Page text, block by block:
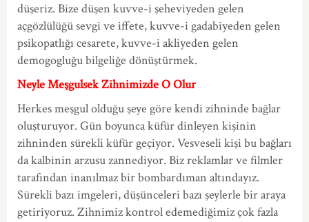
düşeriz. Bize düşen kuvve-i şeheviyeden gelen
açgözlülüğü sevgi ve iffete, kuvve-i gadabiyeden gelen
psikopatlığı cesarete, kuvve-i akliyeden gelen
demogogluğu bilgeliğe dönüştürmek.
Neyle Meşgulsek Zihnimizde O Olur
Herkes meşgul olduğu şeye göre kendi zihninde bağlar
oluşturuyor. Gün boyunca küfür dinleyen kişinin
zihninden sürekli küfür geçiyor. Vesveseli kişi bu bağları
da kalbinin arzusu zannediyor. Biz reklamlar ve filmler
tarafından inanılmaz bir bombardıman altındayız.
Sürekli bazı imgeleri, düşünceleri bazı şeylerle bir araya
getiriyoruz. Zihnimiz kontrol edemediğimiz çok fazla